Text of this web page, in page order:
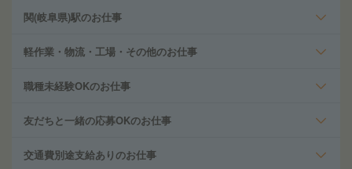
関(岐阜県)駅のお仕事
軽作業・物流・工場・その他のお仕事
職種未経験OKのお仕事
友だちと一緒の応募OKのお仕事
交通費別途支給ありのお仕事